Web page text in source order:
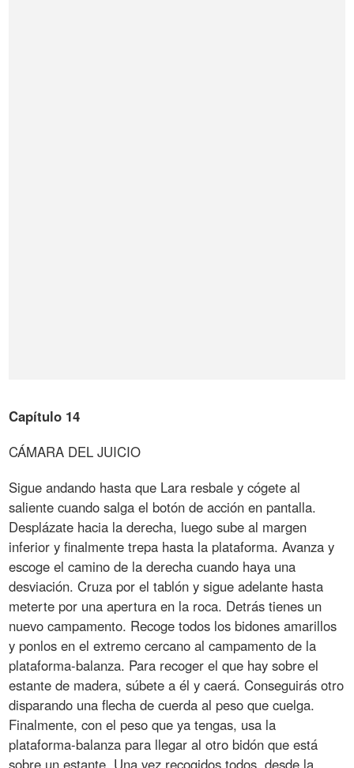
Capítulo 14
CÁMARA DEL JUICIO
Sigue andando hasta que Lara resbale y cógete al
saliente cuando salga el botón de acción en pantalla.
Desplázate hacia la derecha, luego sube al margen
inferior y finalmente trepa hasta la plataforma. Avanza y
escoge el camino de la derecha cuando haya una
desviación. Cruza por el tablón y sigue adelante hasta
meterte por una apertura en la roca. Detrás tienes un
nuevo campamento. Recoge todos los bidones amarillos
y ponlos en el extremo cercano al campamento de la
plataforma-balanza. Para recoger el que hay sobre el
estante de madera, súbete a él y caerá. Conseguirás otro
disparando una flecha de cuerda al peso que cuelga.
Finalmente, con el peso que ya tengas, usa la
plataforma-balanza para llegar al otro bidón que está
sobre un estante. Una vez recogidos todos, desde la